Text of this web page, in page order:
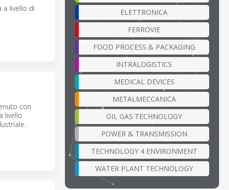
a livello di
con
livello
ELETTRONICA
FERROVIE
FOOD PROCESS & PACKAGING
INTRALOGISTICS
MEDICAL DEVICES
METALMECCANICA
OIL GAS TECHNOLOGY
POWER & TRANSMISSION
TECHNOLOGY 4 ENVIRONMENT
WATER PLANT TECHNOLOGY